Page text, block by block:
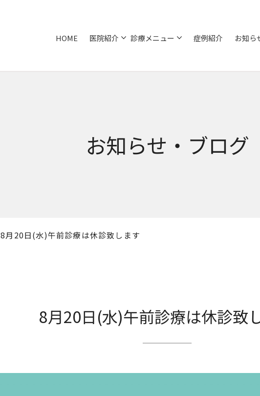
HOME 医院紹介 診療メニュー 症例紹介 お知ら
お知らせ・ブログ
8月20日(水)午前診療は休診致します
8月20日(水)午前診療は休診致